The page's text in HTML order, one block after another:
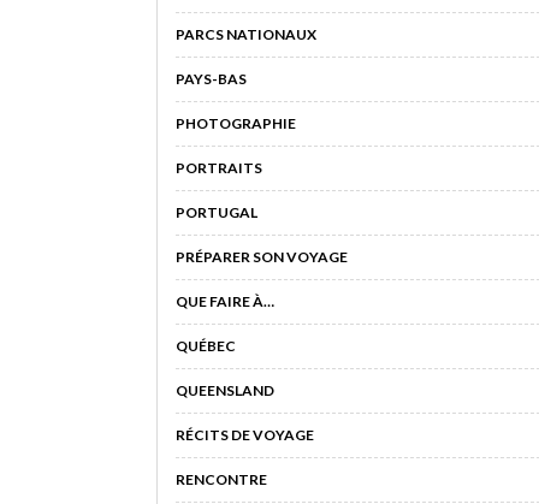
PARCS NATIONAUX
PAYS-BAS
PHOTOGRAPHIE
PORTRAITS
PORTUGAL
PRÉPARER SON VOYAGE
QUE FAIRE À…
QUÉBEC
QUEENSLAND
RÉCITS DE VOYAGE
RENCONTRE